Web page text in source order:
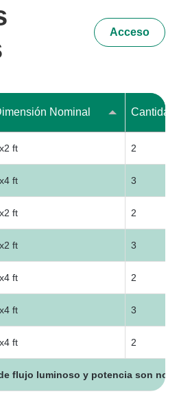
Acceso
Nominal Cantidad
ft 2
ft 3
ft 2
ft 3
ft 2
ft 3
ft 2
flujo luminoso y potencia son